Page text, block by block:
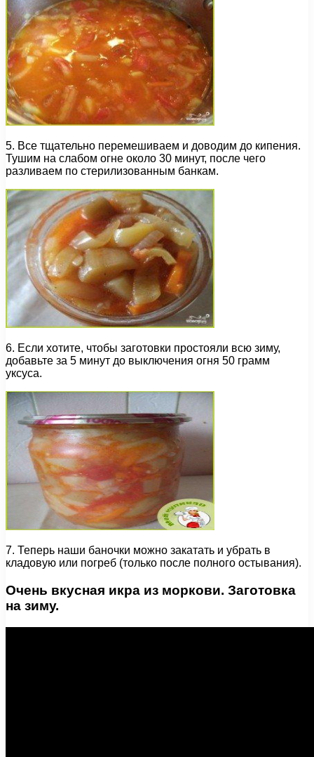
5. Все тщательно перемешиваем и доводим до кипения.
Тушим на слабом огне около 30 минут, после чего
разливаем по стерилизованным банкам.
6. Если хотите, чтобы заготовки простояли всю зиму,
добавьте за 5 минут до выключения огня 50 грамм
уксуса.
7. Теперь наши баночки можно закатать и убрать в
кладовую или погреб (только после полного остывания).
Очень вкусная икра из моркови. Заготовка
на зиму.